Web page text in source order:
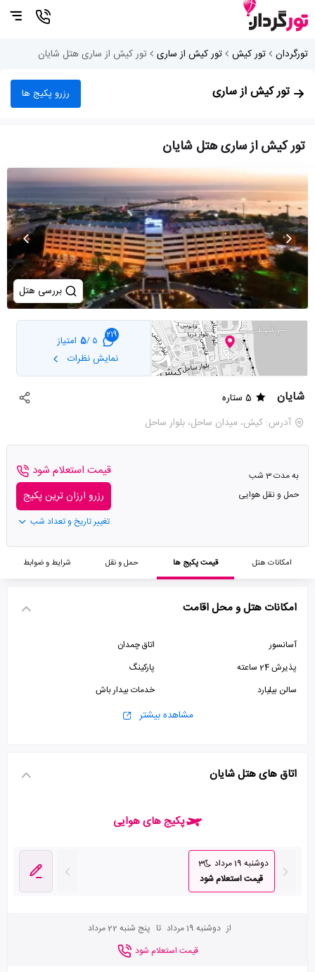
تورگردان تور کیش تور کیش از ساری تور کیش از ساری هتل شایان
تور کیش از ساری رزرو پکیج ها
تور کیش از ساری هتل شایان
بررسی هتل
219
5 /
5 امتیاز
نمایش نظرات
شایان
5 ستاره
آدرس: کیش، میدان ساحل، بلوار ساحل
به مدت 3 شب
حمل و نقل هوایی
قیمت استعلام شود
رزرو ارزان ترین پکیج
تغییر تاریخ و تعداد شب
امکانات هتل قیمت پکیج ها حمل و نقل شرایط و ضوابط
امکانات هتل و محل اقامت
آسانسور
اتاق چمدان
پذیرش 24 ساعته
پارکینگ
سالن بیلیارد
خدمات بیدار باش
سالن بدنسازیمشاهده بیشتر
اتاق های هتل شایان
پکیج های هوایی
دوشنبه 19 مرداد
3
قیمت استعلام شود
از دوشنبه 19 مرداد تا پنج شنبه 22 مرداد
قیمت استعلام شود